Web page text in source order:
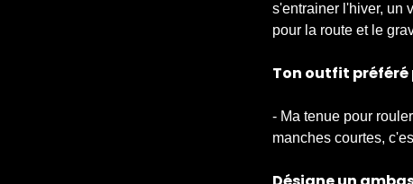
s'entrainer l'hiver, un
pour la route et le
Ton outfit préféré
- Ma tenue pour
manches courtes,